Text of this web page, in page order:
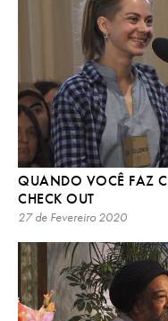
QUANDO VOCÊ FAZ
CHECK OUT
27 de Fevereiro 2020